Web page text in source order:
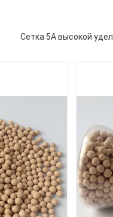
Сетка 5A высокой